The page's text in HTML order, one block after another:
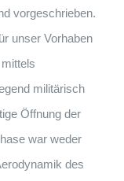
vorgeschrieben.
unser Vorhaben
militärisch
Öffnung der
war weder
des